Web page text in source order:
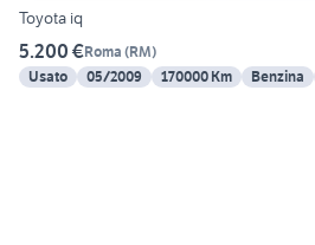
Toyota iq
5.200 €Roma (RM)
Usato
05/2009 170000 Km Benzina